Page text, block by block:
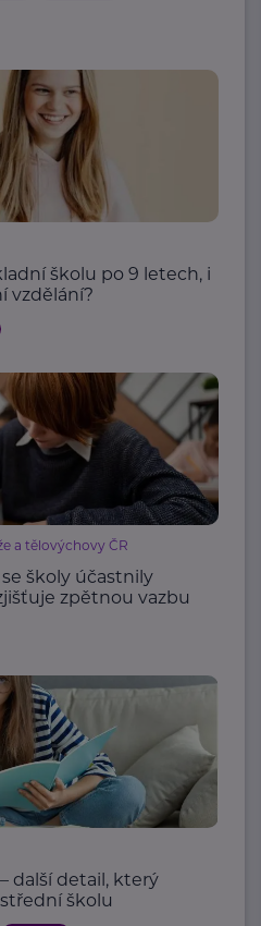
školu po 9 letech, i
vzdělání?
a tělovýchovy ČR
školy účastnily
zpětnou vazbu
další detail, který
školu